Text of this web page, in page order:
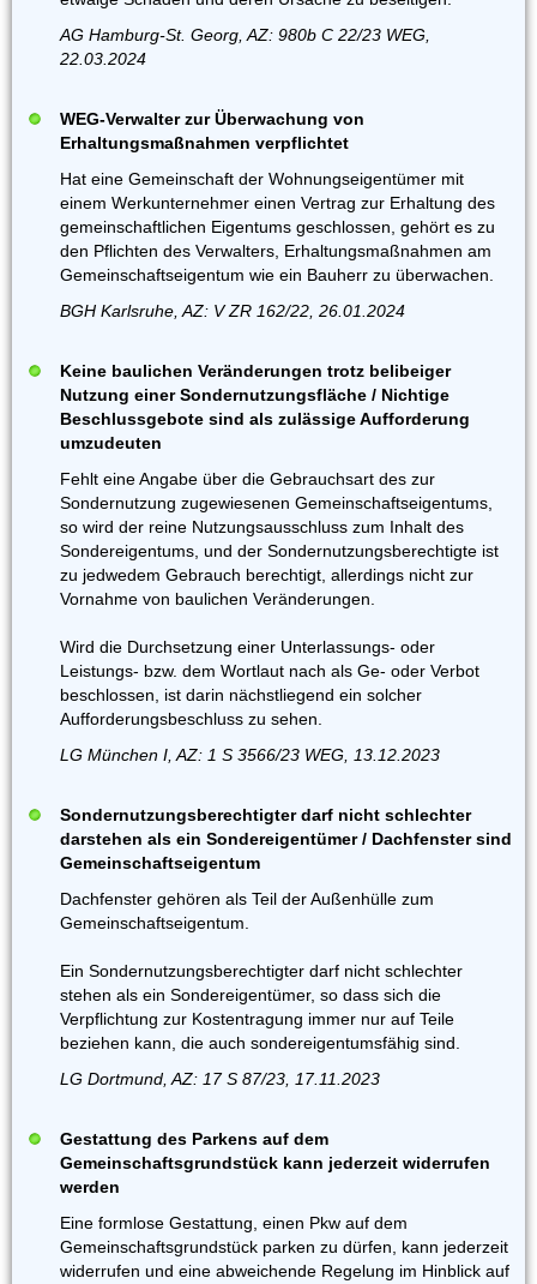
AG Hamburg-St. Georg, AZ: 980b C 22/23 WEG,
22.03.2024
WEG-Verwalter zur Überwachung von
Erhaltungsmaßnahmen verpflichtet
Hat eine Gemeinschaft der Wohnungseigentümer mit
einem Werkunternehmer einen Vertrag zur Erhaltung des
gemeinschaftlichen Eigentums geschlossen, gehört es zu
den Pflichten des Verwalters, Erhaltungsmaßnahmen am
Gemeinschaftseigentum wie ein Bauherr zu überwachen.
BGH Karlsruhe, AZ: V ZR 162/22, 26.01.2024
Keine baulichen Veränderungen trotz belibeiger
Nutzung einer Sondernutzungsfläche / Nichtige
Beschlussgebote sind als zulässige Aufforderung
umzudeuten
Fehlt eine Angabe über die Gebrauchsart des zur
Sondernutzung zugewiesenen Gemeinschaftseigentums,
so wird der reine Nutzungsausschluss zum Inhalt des
Sondereigentums, und der Sondernutzungsberechtigte ist
zu jedwedem Gebrauch berechtigt, allerdings nicht zur
Vornahme von baulichen Veränderungen.
Wird die Durchsetzung einer Unterlassungs- oder
Leistungs- bzw. dem Wortlaut nach als Ge- oder Verbot
beschlossen, ist darin nächstliegend ein solcher
Aufforderungsbeschluss zu sehen.
LG München I, AZ: 1 S 3566/23 WEG, 13.12.2023
Sondernutzungsberechtigter darf nicht schlechter
darstehen als ein Sondereigentümer / Dachfenster sind
Gemeinschaftseigentum
Dachfenster gehören als Teil der Außenhülle zum
Gemeinschaftseigentum.
Ein Sondernutzungsberechtigter darf nicht schlechter
stehen als ein Sondereigentümer, so dass sich die
Verpflichtung zur Kostentragung immer nur auf Teile
beziehen kann, die auch sondereigentumsfähig sind.
LG Dortmund, AZ: 17 S 87/23, 17.11.2023
Gestattung des Parkens auf dem
Gemeinschaftsgrundstück kann jederzeit widerrufen
werden
Eine formlose Gestattung, einen Pkw auf dem
Gemeinschaftsgrundstück parken zu dürfen, kann jederzeit
widerrufen und eine abweichende Regelung im Hinblick auf